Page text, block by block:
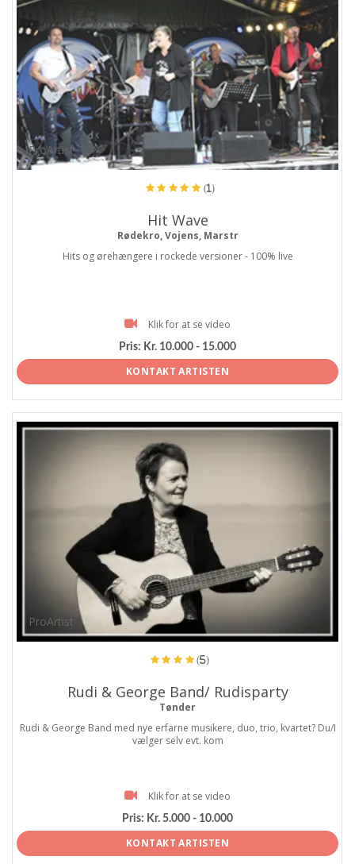
ProArtist
(1)
Hit Wave
Rødekro, Vojens, Marstr
Hits og ørehængere i rockede versioner - 100% live
Klik for at se video
Pris: Kr. 10.000 - 15.000
KONTAKT ARTISTEN
ProArtist
(5)
Rudi & George Band/ Rudisparty
Tønder
Rudi & George Band med nye erfarne musikere, duo, trio, kvartet? Du/I
vælger selv evt. kom
Klik for at se video
Pris: Kr. 5.000 - 10.000
KONTAKT ARTISTEN